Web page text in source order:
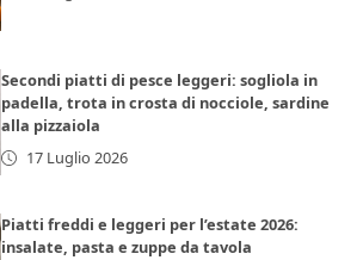
Secondi piatti di pesce leggeri: sogliola in
padella, trota in crosta di nocciole, sardine
alla pizzaiola
17 Luglio 2026
Piatti freddi e leggeri per l’estate 2026:
insalate, pasta e zuppe da tavola